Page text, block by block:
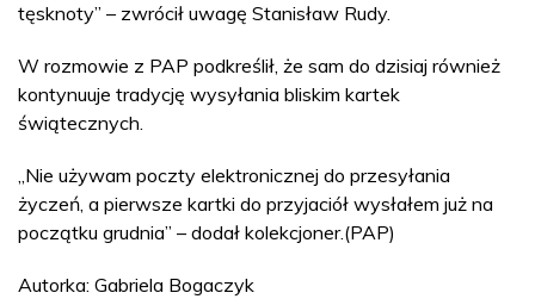
tęsknoty” – zwrócił uwagę Stanisław Rudy.
W rozmowie z PAP podkreślił, że sam do dzisiaj również
kontynuuje tradycję wysyłania bliskim kartek
świątecznych.
„Nie używam poczty elektronicznej do przesyłania
życzeń, a pierwsze kartki do przyjaciół wysłałem już na
początku grudnia” – dodał kolekcjoner.(PAP)
Autorka: Gabriela Bogaczyk